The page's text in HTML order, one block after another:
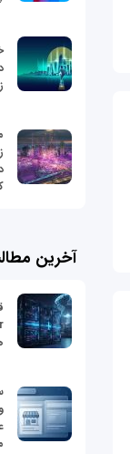
آخرین